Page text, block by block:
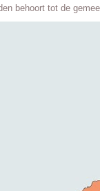
behoort tot de